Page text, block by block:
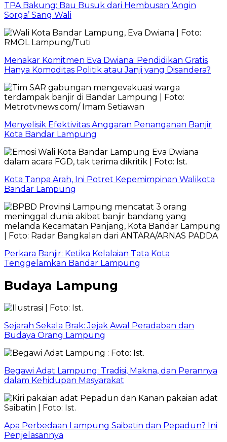
TPA Bakung: Bau Busuk dari Hembusan ‘Angin
Sorga’ Sang Wali
Menakar Komitmen Eva Dwiana: Pendidikan Gratis
Hanya Komoditas Politik atau Janji yang Disandera?
Menyelisik Efektivitas Anggaran Penanganan Banjir
Kota Bandar Lampung
Kota Tanpa Arah, Ini Potret Kepemimpinan Walikota
Bandar Lampung
Perkara Banjir: Ketika Kelalaian Tata Kota
Tenggelamkan Bandar Lampung
Budaya Lampung
Sejarah Sekala Brak: Jejak Awal Peradaban dan
Budaya Orang Lampung
Begawi Adat Lampung: Tradisi, Makna, dan Perannya
dalam Kehidupan Masyarakat
Apa Perbedaan Lampung Saibatin dan Pepadun? Ini
Penjelasannya